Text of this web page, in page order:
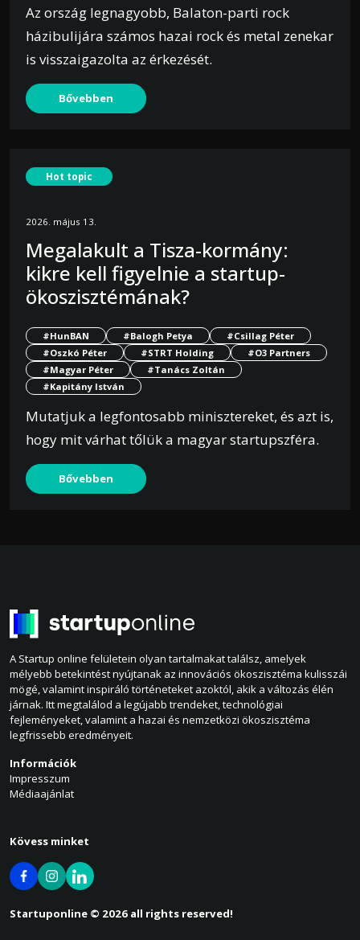
Az ország legnagyobb, Balaton-parti rock
házibulijára számos hazai rock és metal zenekar
is visszaigazolta az érkezését.
Bővebben
Hot topic
2026. május 13.
Megalakult a Tisza-kormány:
kikre kell figyelnie a startup-
ökoszisztémának?
#HunBAN #Balogh Petya
#Csillag Péter
#Oszkó Péter
#STRT Holding
#O3 Partners
#Magyar Péter
#Tanács Zoltán
#Kapitány István
Mutatjuk a legfontosabb minisztereket, és azt is,
hogy mit várhat tőlük a magyar startupszféra.
Bővebben
A Startup online felületein olyan tartalmakat találsz, amelyek
mélyebb betekintést nyújtanak az innovációs ökoszisztéma kulisszái
mögé, valamint inspiráló történeteket azoktól, akik a változás élén
járnak. Itt megtalálod a legújabb trendeket, technológiai
fejleményeket, valamint a hazai és nemzetközi ökoszisztéma
legfrissebb eredményeit.
Információk
Impresszum
Médiaajánlat
Kövess minket
Startuponline © 2026 all rights reserved!